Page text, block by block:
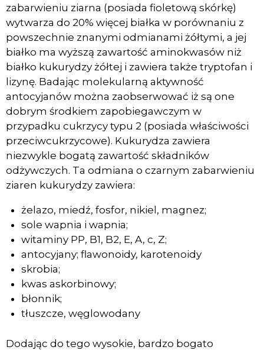
zabarwieniu ziarna (posiada fioletową skórkę)
wytwarza do 20% więcej białka w porównaniu z
powszechnie znanymi odmianami żółtymi, a jej
białko ma wyższą zawartość aminokwasów niż
białko kukurydzy żółtej i zawiera także tryptofan i
lizynę. Badając molekularną aktywność
antocyjanów można zaobserwować iż są one
dobrym środkiem zapobiegawczym w
przypadku cukrzycy typu 2 (posiada właściwości
przeciwcukrzycowe). Kukurydza zawiera
niezwykle bogatą zawartość składników
odżywczych. Ta odmiana o czarnym zabarwieniu
ziaren kukurydzy zawiera:
żelazo, miedź, fosfor, nikiel, magnez;
sole wapnia i wapnia;
witaminy PP, B1, B2, E, A, c, Z;
antocyjany; flawonoidy, karotenoidy
skrobia;
kwas askorbinowy;
błonnik;
tłuszcze, węglowodany
Dodając do tego wysokie, bardzo bogato